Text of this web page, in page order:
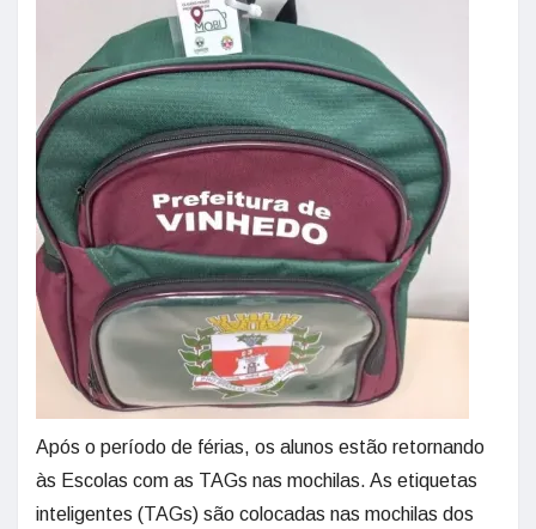
Após o período de férias, os alunos estão retornando
às Escolas com as TAGs nas mochilas. As etiquetas
inteligentes (TAGs) são colocadas nas mochilas dos